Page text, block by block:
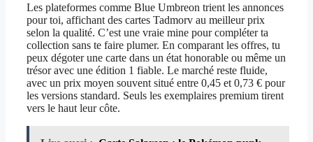
Les plateformes comme Blue Umbreon trient les annonces
pour toi, affichant des cartes Tadmorv au meilleur prix
selon la qualité. C’est une vraie mine pour compléter ta
collection sans te faire plumer. En comparant les offres, tu
peux dégoter une carte dans un état honorable ou même un
trésor avec une édition 1 fiable. Le marché reste fluide,
avec un prix moyen souvent situé entre 0,45 et 0,73 € pour
les versions standard. Seuls les exemplaires premium tirent
vers le haut leur côte.